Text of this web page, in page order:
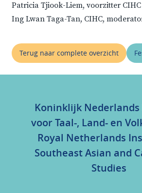
Patricia Tjiook-Liem, voorzitter CIHC
Ing Lwan Taga-Tan, CIHC,
Terug naar complete overzicht
Koninklijk
voor Taal-, Land- en
Royal Netherlands
Southeast Asian and
Studies